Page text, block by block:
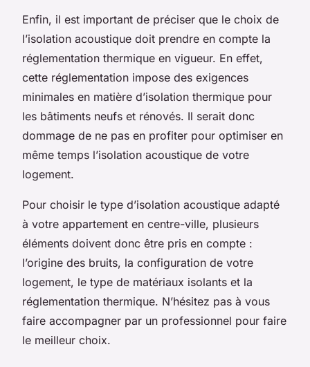
Enfin, il est important de préciser que le choix de
l’isolation acoustique doit prendre en compte la
réglementation thermique en vigueur. En effet,
cette réglementation impose des exigences
minimales en matière d’isolation thermique pour
les bâtiments neufs et rénovés. Il serait donc
dommage de ne pas en profiter pour optimiser en
même temps l’isolation acoustique de votre
logement.
Pour choisir le type d’isolation acoustique adapté
à votre appartement en centre-ville, plusieurs
éléments doivent donc être pris en compte :
l’origine des bruits, la configuration de votre
logement, le type de matériaux isolants et la
réglementation thermique. N’hésitez pas à vous
faire accompagner par un professionnel pour faire
le meilleur choix.